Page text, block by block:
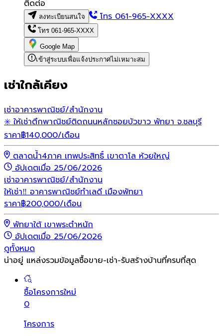
ติดต่อ
ลงทะเบียนสนใจ โทร061-965-XXXX
โทร 061-965-XXXX
Google Map
เข้าสู่ระบบเพื่อแจ้งประกาศไม่เหมาะสม
เช่าใกล้เคียง
เช่าอาคารพาณิชย์/สำนักงาน
✳️ ให้เช่าตึกพาณิชย์ติดถนนหลักซอยบัวขาว พัทยา จ.ชลบุรี
ราคา฿140,000/เดือน
ตลาดน้ำ4ภาค เทพประสิทธิ์ เขาตาโล ห้วยใหญ่
อัปเดตเมื่อ 25/06/2026
เช่าอาคารพาณิชย์/สำนักงาน
ให้เช่า‼️ อาคารพาณิชย์ทำเลดี เมืองพัทยา
ราคา฿200,000/เดือน
พัทยาใต้ เขาพระตำหนัก
อัปเดตเมื่อ 25/06/2026
ดูทั้งหมด
น่าอยู่ แหล่งรวมข้อมูลซื้อขาย-เช่า-รับสร้างบ้านที่ครบที่สุด
ซื้อโครงการใหม่
0
โครงการ